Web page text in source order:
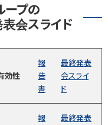
プの
会スライド
効性
報
告
書
最終発表
会スライ
ド
報
最終発表